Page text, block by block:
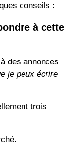
conseils :
à cette
des annonces
je peux écrire
trois